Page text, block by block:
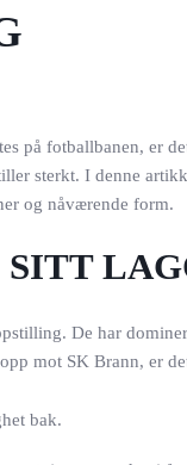
på fotballbanen, er
sterkt. I denne
og nåværende form.
De har
mot SK Brann, er
bak.